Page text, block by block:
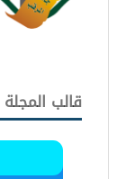
قالب المجلة